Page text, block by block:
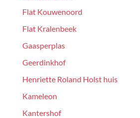
Flat Kouwenoord
Flat Kralenbeek
Gaasperplas
Geerdinkhof
Henriette Roland Holst huis
Kameleon
Kantershof